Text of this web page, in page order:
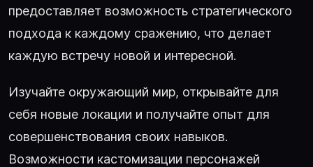
предоставляет возможность стратегического
подхода к каждому сражению, что делает
каждую встречу новой и интересной.
Изучайте окружающий мир, открывайте для
себя новые локации и получайте опыт для
совершенствования своих навыков.
Возможности кастомизации персонажей